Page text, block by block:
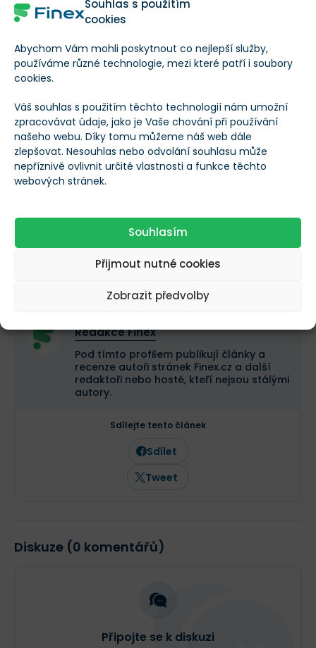
Souhlas s použitím
cookies
Abychom Vám mohli poskytnout co nejlepší služby,
používáme různé technologie, mezi které patří i soubory
cookies.
Váš souhlas s použitím těchto technologií nám umožní
zpracovávat údaje, jako je Vaše chování při používání
našeho webu. Díky tomu můžeme náš web dále
zlepšovat. Nesouhlas nebo odvolání souhlasu může
nepříznivě ovlivnit určité vlastnosti a funkce těchto
webových stránek.
Souhlasím
Přijmout nutné cookies
Zobrazit předvolby
tokenů
Obchodní objem
(24h)
$27 413
Tržní kapitalizace $10 709 203
Změna ceny za 24h -0,43 %
Ohodnoťte kryptoměnu Syntropy
0
0
Redakce Finex
Pod tímto profilem publikují články a
recenze autoři stránek Finex.cz a další
redaktoři nebo hosté, kteří nejsou stálými
autory.
Sdílejte tento článek
Sdílet
Tweet
Diskuze (0 komentářů)
Připojte se k diskuzi